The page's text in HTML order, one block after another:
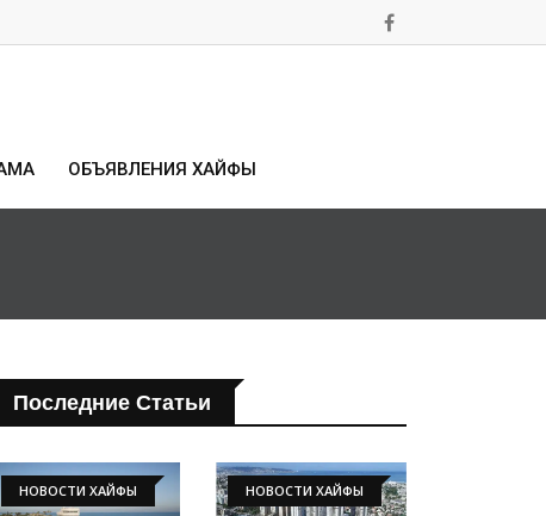
ОБЪЯВЛЕНИЯ ХАЙФЫ
Последние Статьи
НОВОСТИ ХАЙФЫ НОВОСТИ ХАЙФЫ